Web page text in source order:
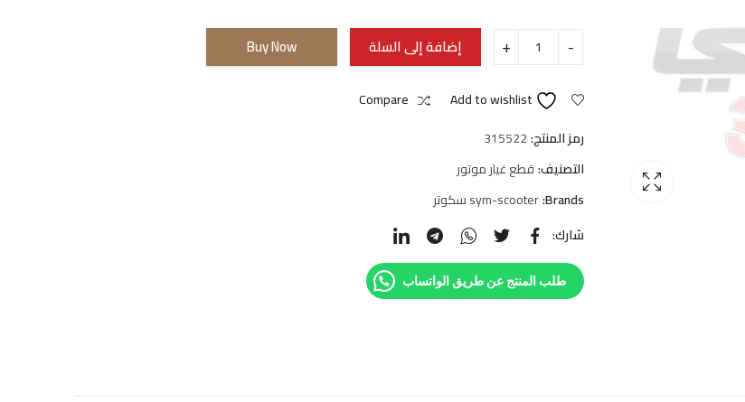
إضافة إلى السلة Buy Now
Add to wishlist
Compare
رمز المنتج:315522
التصنيف:قطع غيار موتور
Brands: sym-scooter سكوتر
شارك:
طلب المنتج عن طريق الواتساب